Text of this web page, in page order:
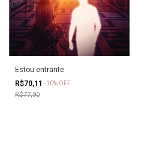
Estou entrante
R$70,11 -10% OFF
R$77,90